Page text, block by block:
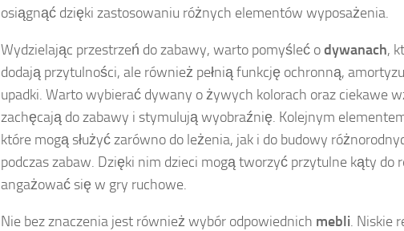
osiągnąć dzięki zastosowaniu różnych elementów wyposażenia.
Wydzielając przestrzeń do zabawy, warto pomyśleć odywanach,
dodają przytulności, ale również pełnią funkcję ochronną,
upadki. Warto wybierać dywany o żywych kolorach oraz ciekawe
zachęcają do zabawy i stymulują wyobraźnię. Kolejnym
które mogą służyć zarówno do leżenia, jak i do budowy
podczas zabaw. Dzięki nim dzieci mogą tworzyć przytulne kąty do
angażować się w gry ruchowe.
Nie bez znaczenia jest również wybór odpowiednich mebli. Niskie